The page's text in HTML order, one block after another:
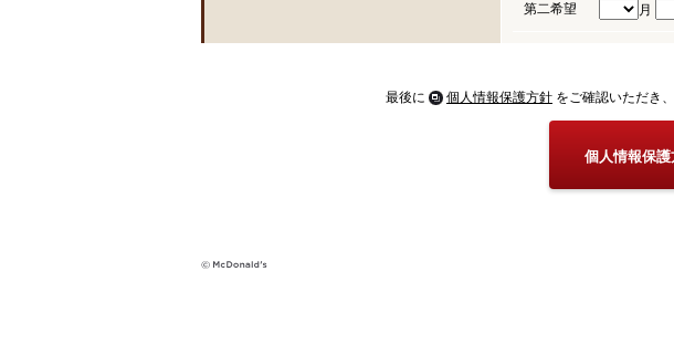
第二希望 月
最後に 個人情報保護方針 をご確認いただき
個人情報保